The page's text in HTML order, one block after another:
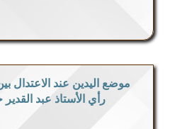
موضع اليدين عند الاعتدال
رأي الأستاذ عبد